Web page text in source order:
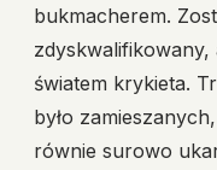
bukmacherem.
zdyskwalifikowany,
światem krykieta.
było
równie surowo